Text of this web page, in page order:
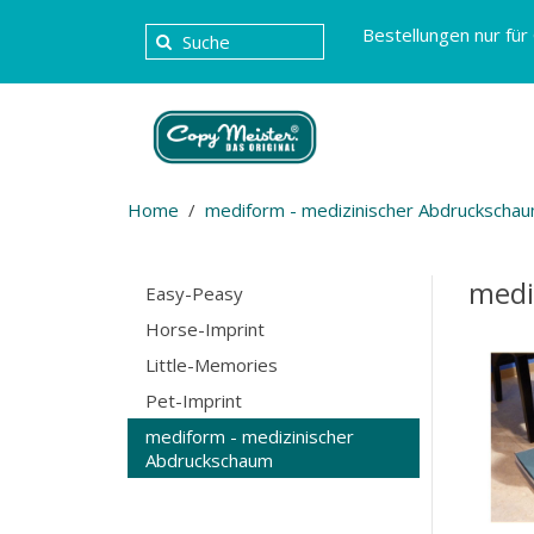
Bestellungen nur
Home mediform - medizinischer
Easy-Peasy
Horse-Imprint
Little-Memories
Pet-Imprint
mediform - medizinischer
Abdruckschaum